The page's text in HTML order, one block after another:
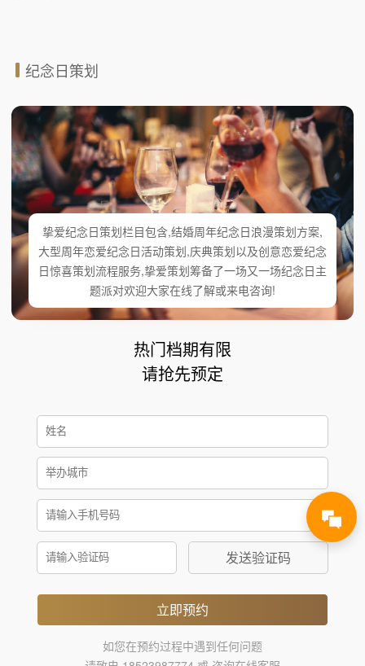
纪念日策划
挚爱纪念日策划栏目包含,结婚周年纪念日浪漫策划方案,
大型周年恋爱纪念日活动策划,庆典策划以及创意恋爱纪念
日惊喜策划流程服务,挚爱策划筹备了一场又一场纪念日主
题派对欢迎大家在线了解或来电咨询!
热门档期有限
请抢先预定
发送验证码
立即预约
如您在预约过程中遇到任何问题